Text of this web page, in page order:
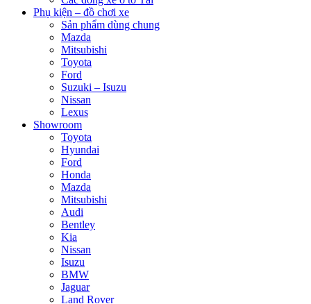
Phụ kiện – đồ chơi xe
Sản phẩm dùng chung
Mazda
Mitsubishi
Toyota
Ford
Suzuki – Isuzu
Nissan
Lexus
Showroom
Toyota
Hyundai
Ford
Honda
Mazda
Mitsubishi
Audi
Bentley
Kia
Nissan
Isuzu
BMW
Jaguar
Land Rover